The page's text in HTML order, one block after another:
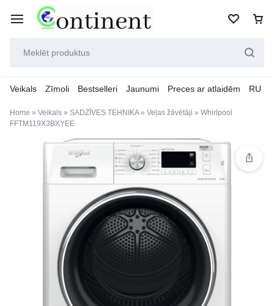
Veikals Zīmoli Bestselleri Jaunumi Preces ar atlaidēm RU
Home » Veikals » SADZĪVES TEHNIKA» Veļas žāvētāji » Whirlpool
FFTM119X3BXYEE